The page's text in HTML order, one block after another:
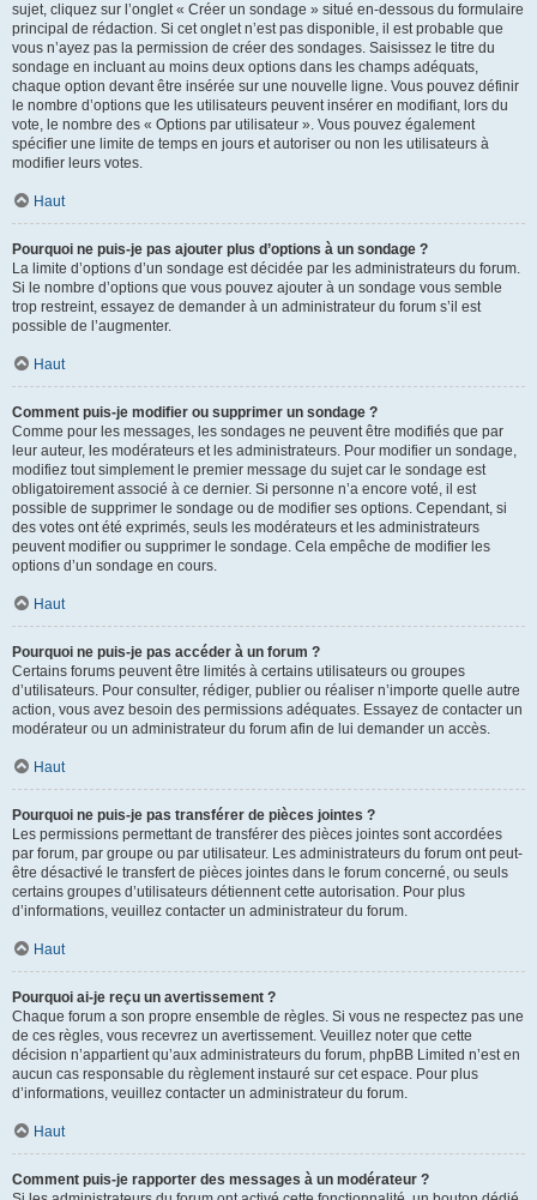
sujet, cliquez sur l’onglet « Créer un sondage » situé en-dessous du formulaire
principal de rédaction. Si cet onglet n’est pas disponible, il est probable que
vous n’ayez pas la permission de créer des sondages. Saisissez le titre du
sondage en incluant au moins deux options dans les champs adéquats,
chaque option devant être insérée sur une nouvelle ligne. Vous pouvez définir
le nombre d’options que les utilisateurs peuvent insérer en modifiant, lors du
vote, le nombre des « Options par utilisateur ». Vous pouvez également
spécifier une limite de temps en jours et autoriser ou non les utilisateurs à
modifier leurs votes.
Haut
Pourquoi ne puis-je pas ajouter plus d’options à un sondage ?
La limite d’options d’un sondage est décidée par les administrateurs du forum.
Si le nombre d’options que vous pouvez ajouter à un sondage vous semble
trop restreint, essayez de demander à un administrateur du forum s’il est
possible de l’augmenter.
Haut
Comment puis-je modifier ou supprimer un sondage ?
Comme pour les messages, les sondages ne peuvent être modifiés que par
leur auteur, les modérateurs et les administrateurs. Pour modifier un sondage,
modifiez tout simplement le premier message du sujet car le sondage est
obligatoirement associé à ce dernier. Si personne n’a encore voté, il est
possible de supprimer le sondage ou de modifier ses options. Cependant, si
des votes ont été exprimés, seuls les modérateurs et les administrateurs
peuvent modifier ou supprimer le sondage. Cela empêche de modifier les
options d’un sondage en cours.
Haut
Pourquoi ne puis-je pas accéder à un forum ?
Certains forums peuvent être limités à certains utilisateurs ou groupes
d’utilisateurs. Pour consulter, rédiger, publier ou réaliser n’importe quelle autre
action, vous avez besoin des permissions adéquates. Essayez de contacter un
modérateur ou un administrateur du forum afin de lui demander un accès.
Haut
Pourquoi ne puis-je pas transférer de pièces jointes ?
Les permissions permettant de transférer des pièces jointes sont accordées
par forum, par groupe ou par utilisateur. Les administrateurs du forum ont peut-
être désactivé le transfert de pièces jointes dans le forum concerné, ou seuls
certains groupes d’utilisateurs détiennent cette autorisation. Pour plus
d’informations, veuillez contacter un administrateur du forum.
Haut
Pourquoi ai-je reçu un avertissement ?
Chaque forum a son propre ensemble de règles. Si vous ne respectez pas une
de ces règles, vous recevrez un avertissement. Veuillez noter que cette
décision n’appartient qu’aux administrateurs du forum, phpBB Limited n’est en
aucun cas responsable du règlement instauré sur cet espace. Pour plus
d’informations, veuillez contacter un administrateur du forum.
Haut
Comment puis-je rapporter des messages à un modérateur ?